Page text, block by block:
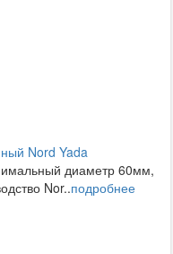
Nord Yada
диаметр 60мм,
Nor..подробнее